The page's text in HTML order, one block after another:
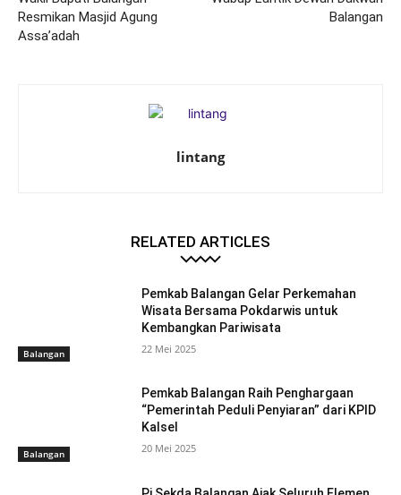
Resmikan Masjid Agung
Assa’adah
Balangan
lintang
RELATED ARTICLES
Balangan
Pemkab Balangan Gelar Perkemahan
Wisata Bersama Pokdarwis untuk
Kembangkan Pariwisata
22 Mei 2025
Balangan
Pemkab Balangan Raih Penghargaan
“Pemerintah Peduli Penyiaran” dari KPID
Kalsel
20 Mei 2025